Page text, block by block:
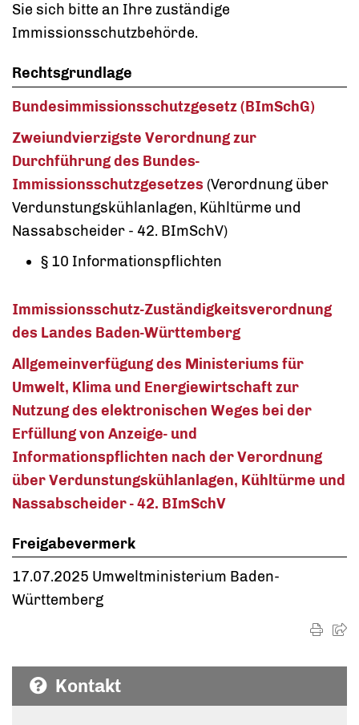
Sie sich bitte an Ihre zuständige
Immissionsschutzbehörde.
Rechtsgrundlage
Bundesimmissionsschutzgesetz (BImSchG)
Zweiundvierzigste Verordnung zur
Durchführung des Bundes-
Immissionsschutzgesetzes (Verordnung über
Verdunstungskühlanlagen, Kühltürme und
Nassabscheider - 42. BImSchV)
§ 10 Informationspflichten
Immissionsschutz-Zuständigkeitsverordnung
des Landes Baden-Württemberg
Allgemeinverfügung des Ministeriums für
Umwelt, Klima und Energiewirtschaft zur
Nutzung des elektronischen Weges bei der
Erfüllung von Anzeige- und
Informationspflichten nach der Verordnung
über Verdunstungskühlanlagen, Kühltürme und
Nassabscheider - 42. BImSchV
Freigabevermerk
17.07.2025 Umweltministerium Baden-
Württemberg
Kontakt